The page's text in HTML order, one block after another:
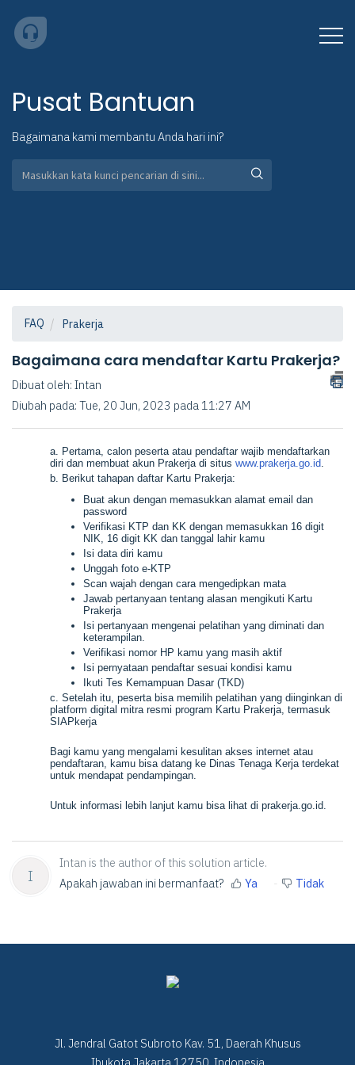
Pusat Bantuan
Bagaimana kami membantu Anda hari ini?
FAQ Prakerja
Bagaimana cara mendaftar Kartu Prakerja?
Dibuat oleh: Intan
Diubah pada: Tue, 20 Jun, 2023 pada 11:27 AM
a. Pertama, calon peserta atau pendaftar wajib mendaftarkan
diri dan membuat akun Prakerja di situs www.prakerja.go.id
b. Berikut tahapan daftar Kartu Prakerja:
Buat akun dengan memasukkan alamat email dan
password
Verifikasi KTP dan KK dengan memasukkan 16 digit
NIK, 16 digit KK dan tanggal lahir kamu
Isi data diri kamu
Unggah foto e-KTP
Scan wajah dengan cara mengedipkan mata
Jawab pertanyaan tentang alasan mengikuti Kartu
Prakerja
Isi pertanyaan mengenai pelatihan yang diminati dan
keterampilan.
Verifikasi nomor HP kamu yang masih aktif
Isi pernyataan pendaftar sesuai kondisi kamu
Ikuti Tes Kemampuan Dasar (TKD)
c. Setelah itu, peserta bisa memilih pelatihan yang diinginkan di
platform digital mitra resmi program Kartu Prakerja, termasuk
SIAPkerja
Bagi kamu yang mengalami kesulitan akses internet atau
pendaftaran, kamu bisa datang ke Dinas Tenaga Kerja terdekat
untuk mendapat pendampingan.
Untuk informasi lebih lanjut kamu bisa lihat di prakerja.go.id.
I
Intan is the author of this solution article.
Apakah jawaban ini bermanfaat?
Ya Tidak
Jl. Jendral Gatot Subroto Kav. 51, Daerah Khusus